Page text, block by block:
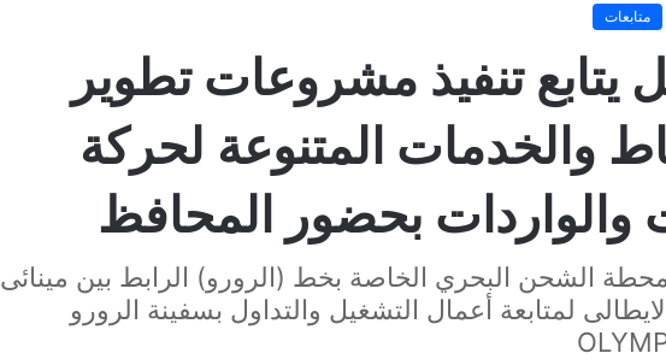
متابعات
يتابع تنفيذ مشروعات تطوير
والخدمات المتنوعة لحركة
والواردات بحضور المحافظ
محطة الشحن البحري الخاصة بخط (الرورو) الرابط بين مينائى
لمتابعة أعمال التشغيل والتداول بسفينة الرورو